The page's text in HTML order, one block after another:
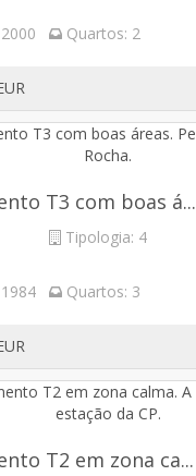
2000 Quartos: 2
T3 com boas á...
Tipologia: 4
1984 Quartos: 3
T2 em zona ca...